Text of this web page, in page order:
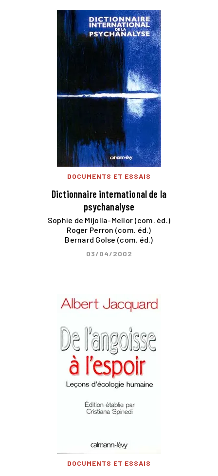
DOCUMENTS ET ESSAIS
Dictionnaire international de la
psychanalyse
Sophie de Mijolla-Mellor (com. éd.)
Roger Perron (com. éd.)
Bernard Golse (com. éd.)
03/04/2002
DOCUMENTS ET ESSAIS